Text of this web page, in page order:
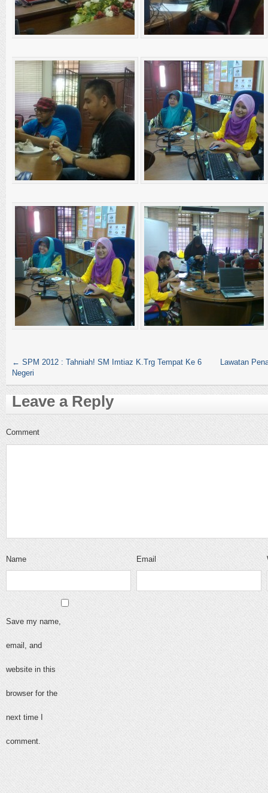
← SPM 2012 : Tahniah! SM Imtiaz K.Trg Tempat Ke 6
Negeri
Lawatan
Leave a Reply
Comment
Name Email
Save my name,
email, and
website in this
browser for the
next time I
comment.